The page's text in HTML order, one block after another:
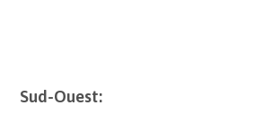
Sud-Ouest: